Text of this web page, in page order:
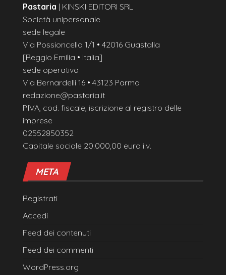
Pastaria | KINSKI EDITORI SRL
Società unipersonale
sede legale
Via Possioncella 1/1 • 42016 Guastalla
[Reggio Emilia • Italia]
sede operativa
Via Bernardelli 16 • 43123 Parma
redazione@pastaria.it
P.IVA, cod. fiscale, iscrizione al registro delle
imprese
02552850352
Capitale sociale 20.000,00 euro i.v.
META
Registrati
Accedi
Feed dei contenuti
Feed dei commenti
WordPress.org